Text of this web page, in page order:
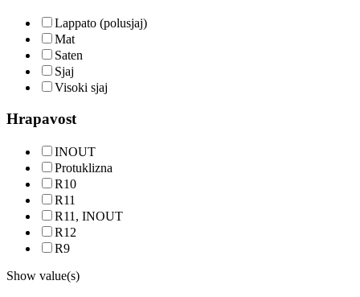
Lappato (polusjaj)
Mat
Saten
Sjaj
Visoki sjaj
Hrapavost
INOUT
Protuklizna
R10
R11
R11, INOUT
R12
R9
Show value(s)